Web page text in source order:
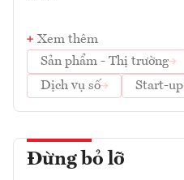
Xem thêm
Sản phẩm - Thị trường
Dịch vụ số
Start-up
Đừng bỏ lỡ